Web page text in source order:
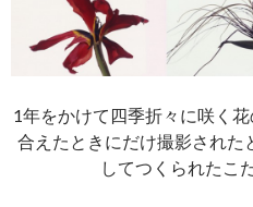
1年をかけて四季折々に咲く
合えたときにだけ撮影された
してつくられたこ